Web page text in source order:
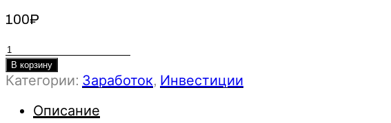
100₽
Количество
товара
Теханализ
работа
В корзину
Категории: Заработок, Инвестиции
Описание